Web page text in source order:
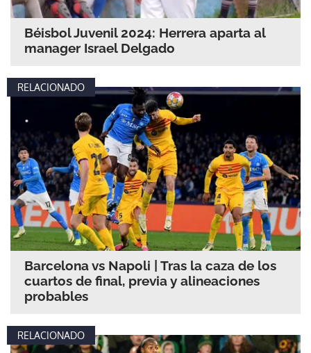
Béisbol Juvenil 2024: Herrera aparta al
manager Israel Delgado
RELACIONADO
Barcelona vs Napoli | Tras la caza de los
cuartos de final, previa y alineaciones
probables
RELACIONADO